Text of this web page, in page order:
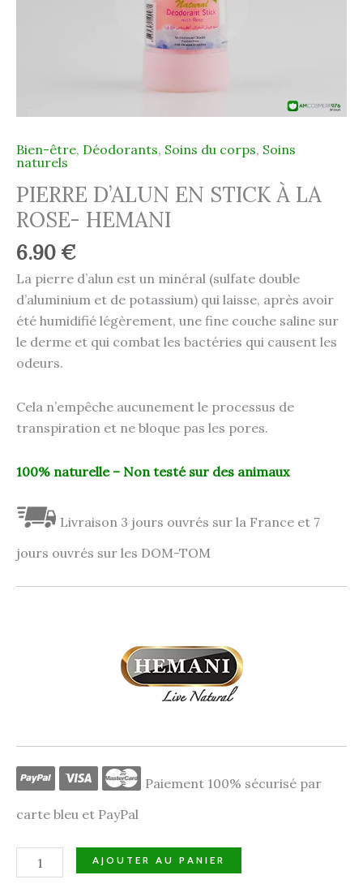
Bien-être, Déodorants, Soins du corps, Soins
naturels
PIERRE D’ALUN EN STICK À LA
ROSE- HEMANI
6.90€
La pierre d’alun est un minéral (sulfate double
d’aluminium et de potassium) qui laisse, après avoir
été humidifié légèrement, une fine couche saline sur
le derme et qui combat les bactéries qui causent les
odeurs.
Cela n’empêche aucunement le processus de
transpiration et ne bloque pas les pores.
100% naturelle – Non testé sur des animaux
Livraison 3 jours ouvrés sur la France et 7
jours ouvrés sur les DOM-TOM
Paiement 100% sécurisé par
carte bleu et PayPal
AJOUTER AU PANIER